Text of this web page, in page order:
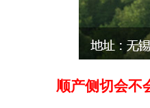
顺产侧切会不